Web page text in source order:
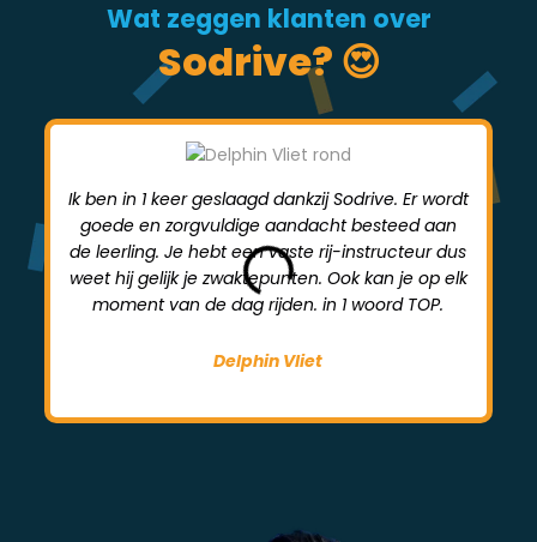
Wat zeggen klanten over
Sodrive? 😍
Ik ben in 1 keer geslaagd dankzij Sodrive. Er wordt
goede en zorgvuldige aandacht besteed aan
de leerling. Je hebt een vaste rij-instructeur dus
weet hij gelijk je zwaktepunten. Ook kan je op elk
moment van de dag rijden. in 1 woord TOP.
Delphin Vliet